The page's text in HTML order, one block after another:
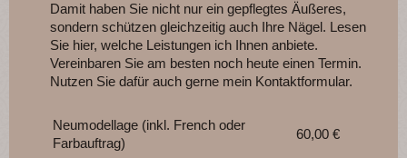
Damit haben Sie nicht nur ein gepflegtes Äußeres,
sondern schützen gleichzeitig auch Ihre Nägel. Lesen
Sie hier, welche Leistungen ich Ihnen anbiete.
Vereinbaren Sie am besten noch heute einen Termin.
Nutzen Sie dafür auch gerne mein Kontaktformular.
Neumodellage (inkl. French oder
Farbauftrag)
60,00 €